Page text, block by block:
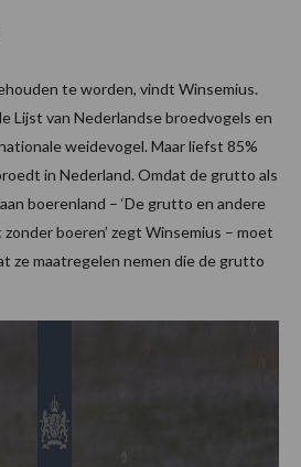
te worden, vindt Winsemius.
Lijst van Nederlandse broedvogels en
weidevogel. Maar liefst 85%
in Nederland. Omdat de grutto als
boerenland – ‘De grutto en andere
boeren’ zegt Winsemius – moet
ze maatregelen nemen die de grutto